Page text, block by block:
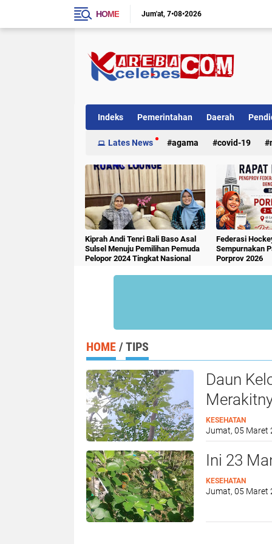
HOME Jum'at 7•08•2026
Indeks Pemerintahan Daerah
Internasional Kriminal
Lates News agama covid-19
Kiprah Andi Tenri Bali Baso Asal
Sulsel Menuju Pemilihan Pemuda
Pelopor 2024 Tingkat Nasional
Federasi
Sempurnakan
Porprov 2026
HOME /TIPS
Daun
KESEHATAN
Jumat, 05 Maret
Ini 23
KESEHATAN
Jumat, 05 Maret